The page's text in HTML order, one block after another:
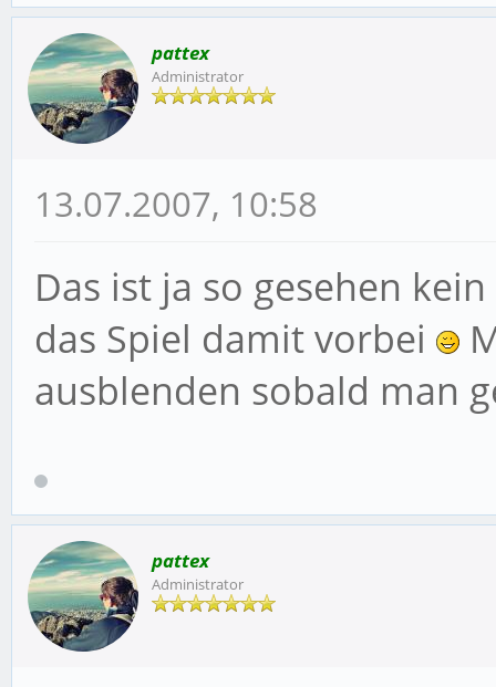
pattex
Administrator
13.07.2007, 10:58
Das ist ja so gesehen
das Spiel damit vorbei
ausblenden sobald man
pattex
Administrator